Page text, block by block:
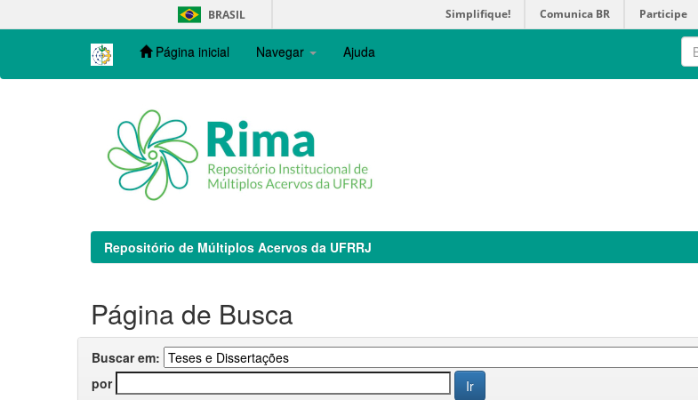
navigation
BRASIL Simplifique! Comunica BR Participe
Página inicial Navegar Ajuda
Repositório de Múltiplos Acervos da UFRRJ
Página de Busca
Buscar em:
por